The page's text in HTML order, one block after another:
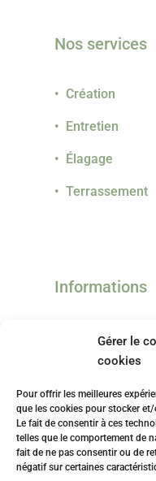
Gérer le
cookies
Pour offrir les meilleures
que les cookies pour stocker
Le fait de consentir à ces
telles que le comportement de
fait de ne pas consentir ou de
négatif sur certaines
Nos services
• Création
• Entretien
• Élagage
• Terrassement
Informations
• Histoires en vert
• Contact
• Politique de
• Mentions